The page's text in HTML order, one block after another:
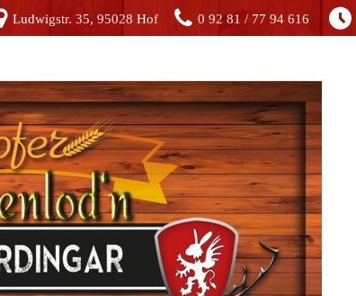
Ludwigstr. 35, 95028 Hof 0 92 81 / 77 94 616